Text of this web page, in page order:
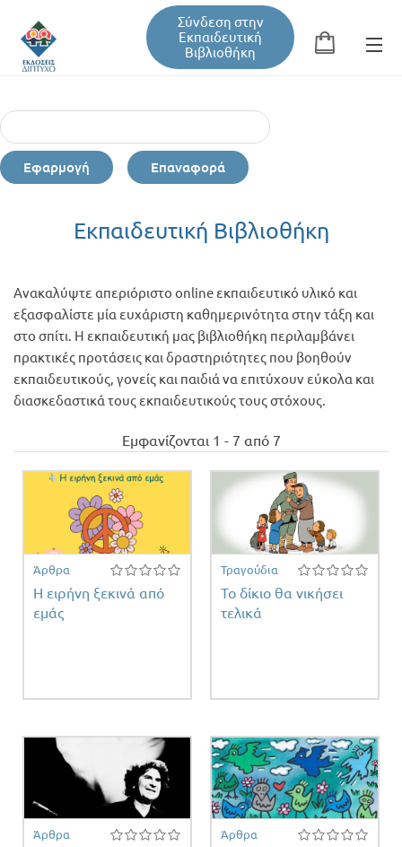
Σύνδεση στην
Εκπαιδευτική
Βιβλιοθήκη
Φόρμα αναζήτησης
Εκπαιδευτική Βιβλιοθήκη
Σεμινάρια / Συνέδρια
Τεύχη Περιοδικών
Εφαρμογή Επαναφορά
Εκπαιδευτική Βιβλιοθήκη
Ανακαλύψτε απεριόριστο online εκπαιδευτικό υλικό και
εξασφαλίστε μία ευχάριστη καθημερινότητα στην τάξη και
στο σπίτι. Η εκπαιδευτική μας βιβλιοθήκη περιλαμβάνει
πρακτικές προτάσεις και δραστηριότητες που βοηθούν
εκπαιδευτικούς, γονείς και παιδιά να επιτύχουν εύκολα και
διασκεδαστικά τους εκπαιδευτικούς τους στόχους.
Εμφανίζονται 1 - 7 από 7
Άρθρα
Η ειρήνη ξεκινά από
εμάς
Τραγούδια
Το δίκιο θα νικήσει
τελικά
Άρθρα Άρθρα